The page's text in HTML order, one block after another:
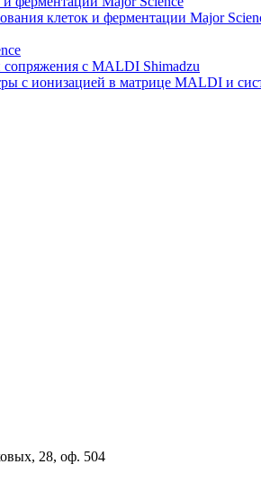
клеток и ферментации Major
с MALDI Shimadzu
с ионизацией в матрице MALDI и
28, оф. 504